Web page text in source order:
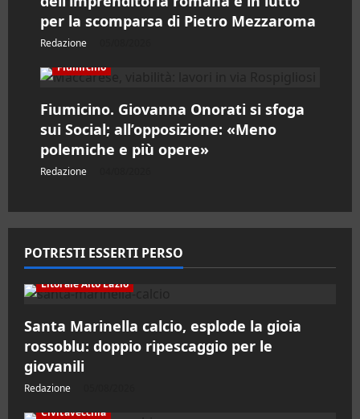
o
l
o
per la scomparsa di Pietro Mezzaroma
Redazione
Fiumicino
Fiumicino. Giovanna Onorati si sfoga
sui Social; all’opposizione: «Meno
polemiche e più opere»
Redazione
POTRESTI ESSERTI PERSO
Litorale Alto Lazio
Santa Marinella calcio, esplode la gioia
rossoblu: doppio ripescaggio per le
giovanili
Redazione
Civitavecchia